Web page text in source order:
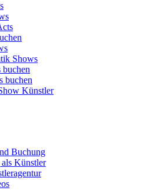
Shows
buchen
buchen
Künstler
Buchung
Künstler